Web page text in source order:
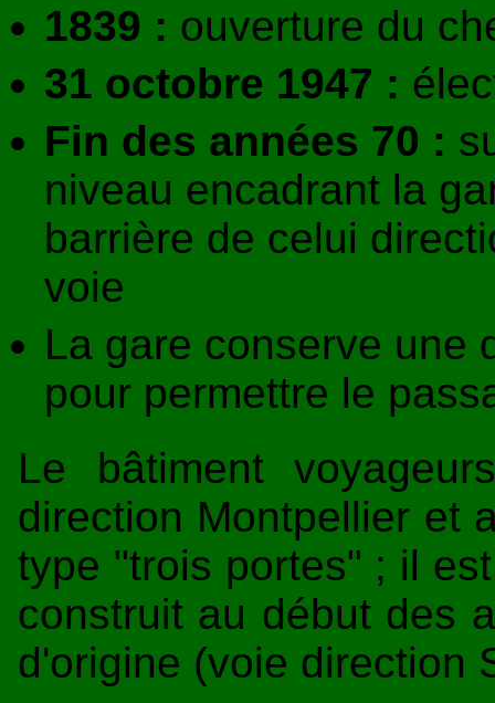
1839 : ouverture du
31 octobre 1947 :
Fin des années 70 :
niveau encadrant la
barrière de celui
voie
La gare conserve une
pour permettre le
Le bâtiment
direction Montpellier et
type "trois portes" ; il
construit au début des
d'origine (voie direction